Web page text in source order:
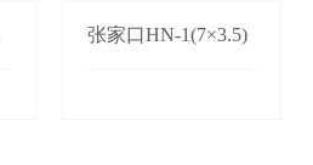
张家口HN-1(7×3.5)